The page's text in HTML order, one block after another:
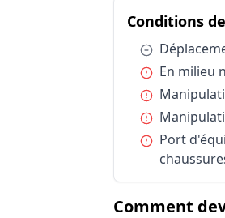
Conditions de
Conditions de
Conditions de
Conditions de
Conditions de
Statut d'emploi
Conditions
Condition :
Condition :
En milieu
Condition :
Condition :
Condition :
Port
Comment